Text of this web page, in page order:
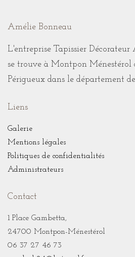
Amélie Bonneau
L'entreprise Tapissier
se trouve à Montpon Ménestérol
Périgueux dans le département
Liens
Galerie
Mentions légales
Politiques de confidentialités
Administrateurs
Contact
1 Place Gambetta,
24700 Montpon-Ménestérol
06 37 27 46 73